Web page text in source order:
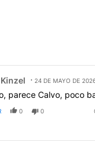
24 DE MAYO DE
parece Calvo, poco
0 0